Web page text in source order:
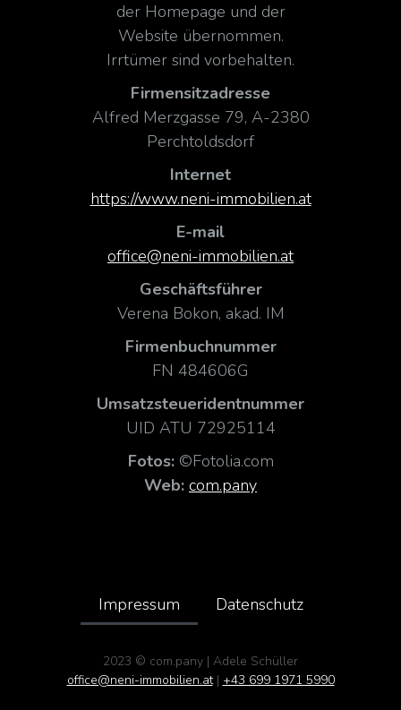
der Homepage und der
Website übernommen.
Irrtümer sind vorbehalten.
Firmensitzadresse
Alfred Merzgasse 79, A-2380
Perchtoldsdorf
Internet
https://www.neni-immobilien.at
E-mail
office@neni-immobilien.at
Geschäftsführer
Verena Bokon, akad. IM
Firmenbuchnummer
FN 484606G
Umsatzsteueridentnummer
UID ATU 72925114
Fotos:©Fotolia.com
Web: com.pany
Impressum Datenschutz
2023 © com.pany | Adele Schüller
office@neni-immobilien.at| +43 699 1971 5990